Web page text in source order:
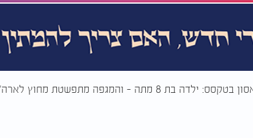
בטקסס: ילדה בת 8 מתה - והמגפה מתפשטת מחוץ לארה"ב